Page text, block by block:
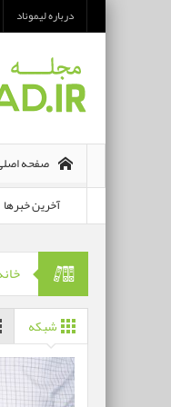
درباره لیموناد
صفحه
آخرین خبرها
معرفی رمان «هر دو
شبکه